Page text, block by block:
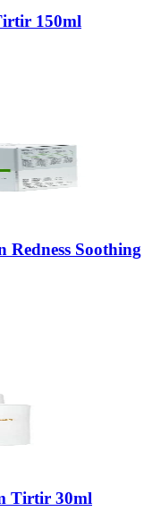
150ml
Redness Soothing
Tirtir 30ml